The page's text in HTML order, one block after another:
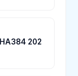
202